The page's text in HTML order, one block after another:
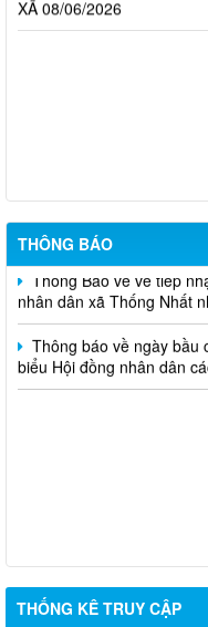
THÔNG BÁO
Kế hoạch tuyển dụng
lập trên địa bàn xã Thống
Thông Báo về về tiếp
nhân dân xã Thống Nhất
Thông báo về ngày bầu
biểu Hội đồng nhân dân
THỐNG KÊ TRUY CẬP